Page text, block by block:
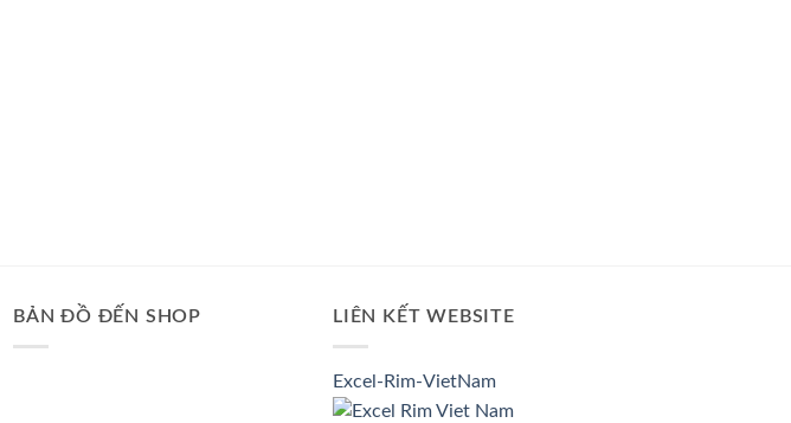
BẢN ĐỒ ĐẾN SHOP LIÊN KẾT WEBSITE
Excel-Rim-VietNam